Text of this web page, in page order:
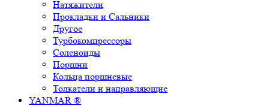
Натяжители
Прокладки и Сальники
Другое
Турбокомпрессоры
Соленоиды
Поршни
Кольца поршневые
Толкатели и направляющие
YANMAR ®